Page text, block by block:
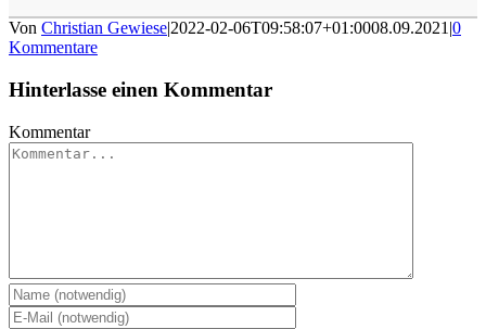
Von Christian Gewiese|2022-02-06T09:58:07+01:0008.09.2021 |0
Kommentare
Hinterlasse einen Kommentar
Kommentar